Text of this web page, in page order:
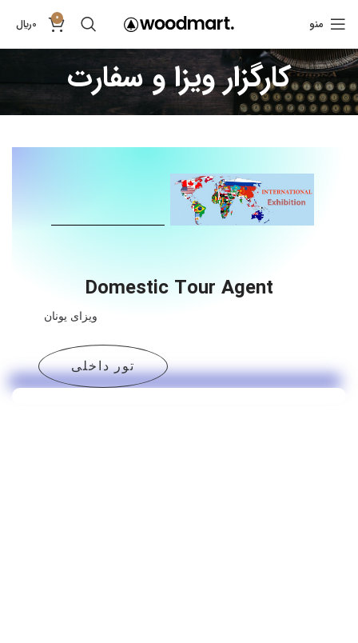
منو 0
0﷼
کارگزار ویزا و سفارت
Domestic Tour Agent
ویزای یونان
تور داخلی